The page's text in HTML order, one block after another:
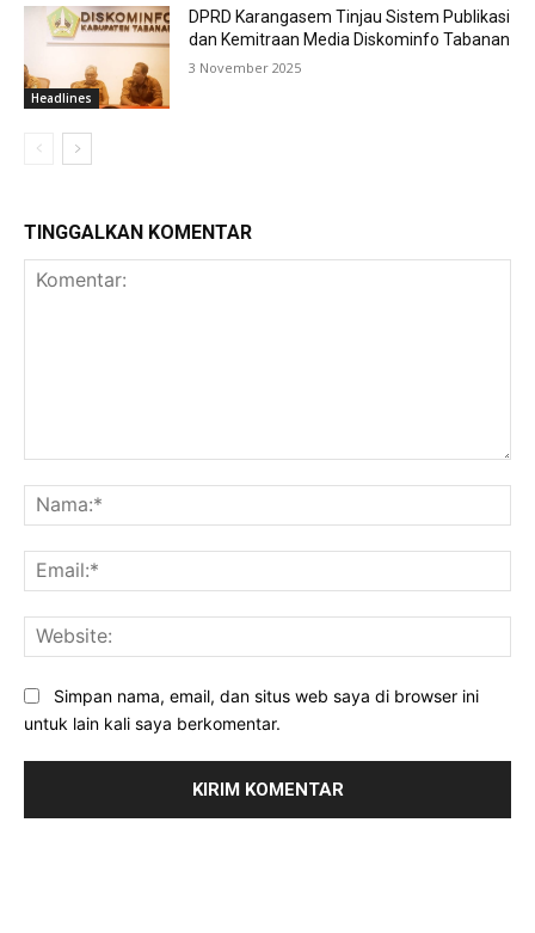
Headlines
DPRD Karangasem Tinjau Sistem Publikasi
dan Kemitraan Media Diskominfo Tabanan
3 November 2025
TINGGALKAN KOMENTAR
Simpan nama, email, dan situs web saya di browser ini
untuk lain kali saya berkomentar.